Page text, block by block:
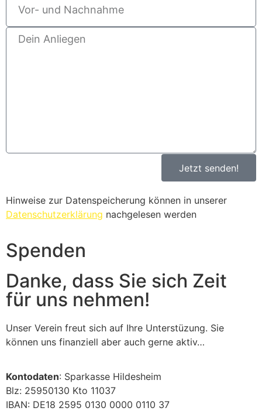
Jetzt senden!
Hinweise zur Datenspeicherung können in unserer
Datenschutzerklärung nachgelesen werden
Spenden
Danke, dass Sie sich Zeit
für uns nehmen!
Unser Verein freut sich auf Ihre Unterstüzung. Sie
können uns finanziell aber auch gerne aktiv…
Kontodaten: Sparkasse Hildesheim
Blz: 25950130 Kto 11037
IBAN: DE18 2595 0130 0000 0110 37